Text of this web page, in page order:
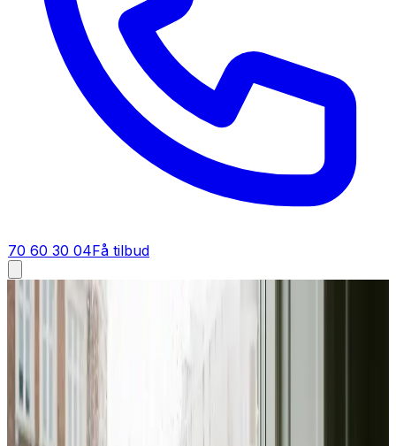
70 60 30 04Få tilbud
Ventilation tilbud i
Få tilbud på ventilation i
Et godt tilbud på ventilation i Gelsted starter her. Du får
fast pris på anlæg, montering og dokumentation — gratis
at indhente og helt uforpligtende.